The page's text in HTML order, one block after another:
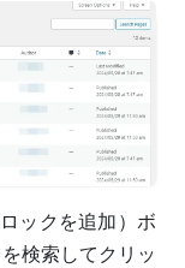
ックを追加）ボ
検索してクリッ